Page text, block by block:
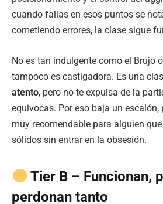
cuando fallas en esos puntos se
cometiendo errores, la clase sigue
No es tan indulgente como el Brujo
tampoco es castigadora. Es una
atento, pero no te expulsa de la
equivocas. Por eso baja un escalón,
muy recomendable para alguien
sólidos sin entrar en la obsesión.
Tier B – Funcionan,
perdonan tanto